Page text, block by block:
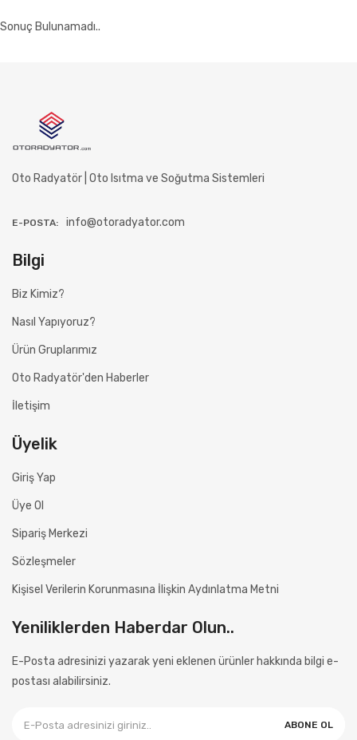
Sonuç Bulunamadı..
Oto Radyatör | Oto Isıtma ve Soğutma Sistemleri
E-POSTA: info@otoradyator.com
Bilgi
Biz Kimiz?
Nasıl Yapıyoruz?
Ürün Gruplarımız
Oto Radyatör'den Haberler
İletişim
Üyelik
Giriş Yap
Üye Ol
Sipariş Merkezi
Sözleşmeler
Kişisel Verilerin Korunmasına İlişkin Aydınlatma Metni
Yeniliklerden Haberdar Olun..
E-Posta adresinizi yazarak yeni eklenen ürünler hakkında bilgi e-
postası alabilirsiniz.
ABONE OL